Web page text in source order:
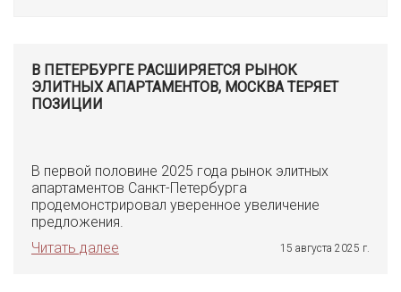
В ПЕТЕРБУРГЕ РАСШИРЯЕТСЯ РЫНОК
ЭЛИТНЫХ АПАРТАМЕНТОВ, МОСКВА ТЕРЯЕТ
ПОЗИЦИИ
В первой половине 2025 года рынок элитных
апартаментов Санкт-Петербурга
продемонстрировал уверенное увеличение
предложения.
Читать далее
15 августа 2025 г.